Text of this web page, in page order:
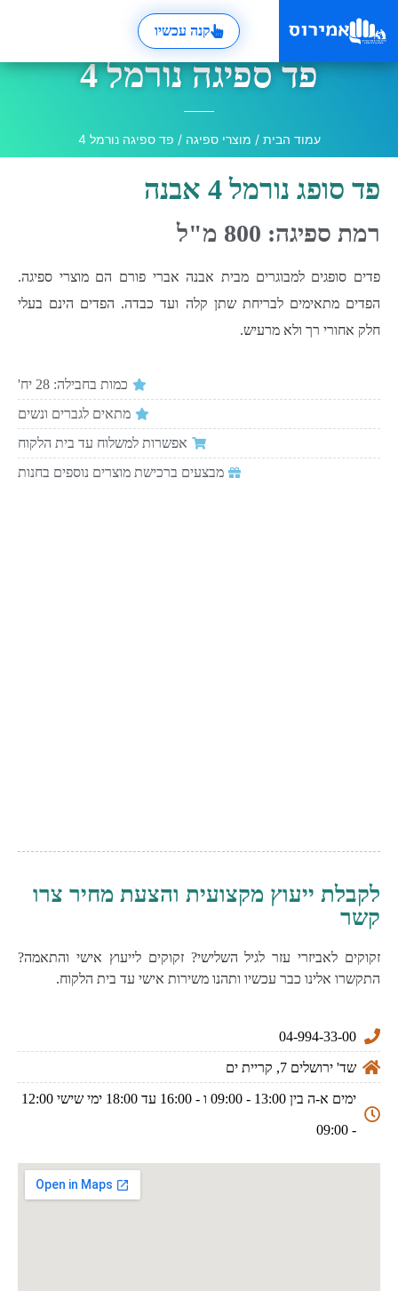
קנה עכשיו
פד ספיגה נורמל 4
עמוד הבית / מוצרי ספיגה / פד ספיגה נורמל 4
פד סופג נורמל 4 אבנה
רמת ספיגה: 800 מ"ל
פדים סופגים למבוגרים מבית אבנה אברי פורם הם מוצרי ספיגה.
הפדים מתאימים לבריחת שתן קלה ועד כבדה. הפדים הינם בעלי
חלק אחורי רך ולא מרעיש.
כמות בחבילה: 28 יח'
מתאים לגברים ונשים
אפשרות למשלוח עד בית הלקוח
מבצעים ברכישת מוצרים נוספים בחנות
לקבלת ייעוץ מקצועית והצעת מחיר צרו
קשר
זקוקים לאביזרי עזר לגיל השלישי? זקוקים לייעוץ אישי והתאמה?
התקשרו אלינו כבר עכשיו ותהנו משירות אישי עד בית הלקוח.
04-994-33-00
שד' ירושלים 7, קריית ים
ימים א-ה בין 13:00 - 09:00 ו - 16:00 עד 18:00 ימי שישי 12:00
- 09:00